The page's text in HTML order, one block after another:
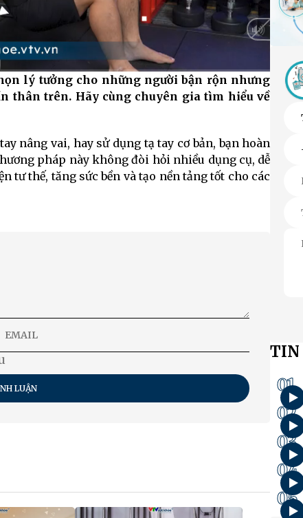
Auto
lý tưởng cho những người bận rộn nhưng
thân trên. Hãy cùng chuyên gia tìm hiểu về
nâng vai, hay sử dụng tạ tay cơ bản, bạn hoàn
pháp này không đòi hỏi nhiều dụng cụ, dễ
thế, tăng sức bền và tạo nền tảng tốt cho các
LUẬN
TIN
01
02
03
04
05